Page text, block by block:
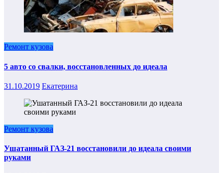
Ремонт кузова
5 авто со свалки, восстановленных до идеала
31.10.2019 Екатерина
Ремонт кузова
Ушатанный ГАЗ-21 восстановили до идеала своими
руками